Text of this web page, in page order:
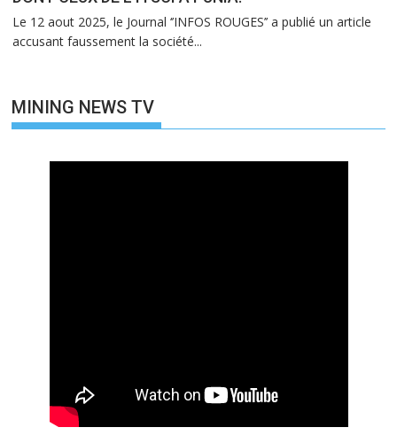
Le 12 aout 2025, le Journal ‘’INFOS ROUGES’’ a publié un article
accusant faussement la société...
MINING NEWS TV